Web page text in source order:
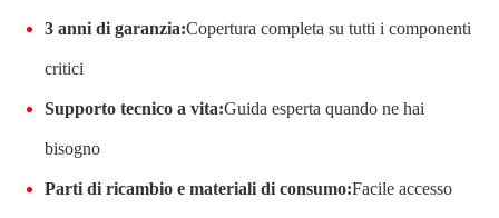
3 anni di garanzia:Copertura completa su tutti i componenti
critici
Supporto tecnico a vita:Guida esperta quando ne hai
bisogno
Parti di ricambio e materiali di consumo:Facile accesso